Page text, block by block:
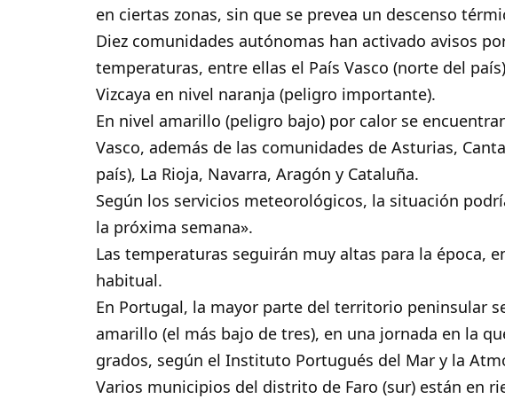
en ciertas zonas, sin que se prevea un descenso
Diez comunidades autónomas han activado avisos
temperaturas, entre ellas el País Vasco (norte del
Vizcaya en nivel naranja (peligro importante).
En nivel amarillo (peligro bajo) por calor se
Vasco, además de las comunidades de Asturias,
país), La Rioja, Navarra, Aragón y Cataluña.
Según los servicios meteorológicos, la situación
la próxima semana».
Las temperaturas seguirán muy altas para la época,
habitual.
En Portugal, la mayor parte del territorio peninsular
amarillo (el más bajo de tres), en una jornada en la
grados, según el Instituto Portugués del Mar y la
Varios municipios del distrito de Faro (sur) están en